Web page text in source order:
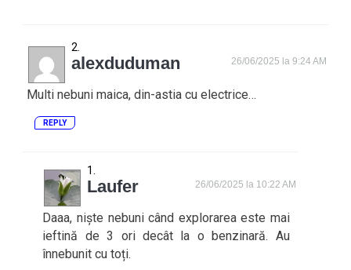
alexduduman 26/06/2025 la 9:24 AM
Multi nebuni maica, din-astia cu electrice…
REPLY
Laufer 26/06/2025 la 10:22 AM
Daaa, niște nebuni când explorarea este mai
ieftină de 3 ori decât la o benzinară. Au
înnebunit cu toți.